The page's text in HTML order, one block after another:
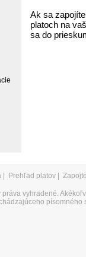
Ak sa
platoch na
sa do
Prehľad platov
práva vyhradené.
písomného